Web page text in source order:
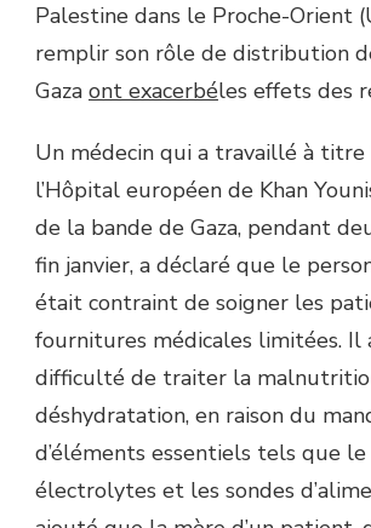
Palestine dans le Proche-Orient
remplir son rôle de distribution
Gaza ont exacerbéles effets des
Un médecin qui a travaillé à titre
l’Hôpital européen de Khan
de la bande de Gaza, pendant
fin janvier, a déclaré que le
était contraint de soigner les
fournitures médicales limitées. Il
difficulté de traiter la
déshydratation, en raison du
d’éléments essentiels tels que
électrolytes et les sondes